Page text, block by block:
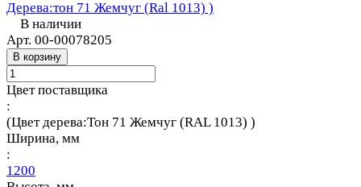
Дерева:тон 71 Жемчуг (Ral 1013) )
В наличии
Арт. 00-00078205
В корзину
Цвет поставщика
:
(Цвет дерева:Тон 71 Жемчуг (RAL 1013) )
Ширина, мм
:
1200